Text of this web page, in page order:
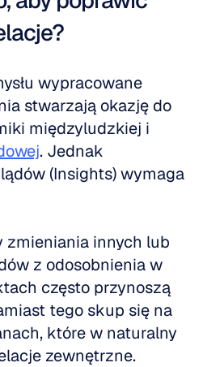
wypracowane
stwarzają okazję do
. Jednak
(Insights) wymaga
zmieniania innych lub
z odosobnienia w
często przynoszą
tego skup się na
które w naturalny
zewnętrzne.